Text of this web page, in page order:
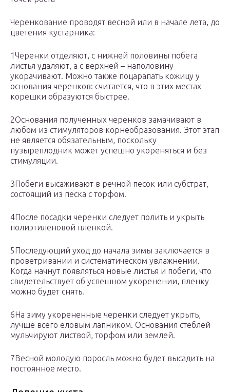
Черенкование проводят весной или в начале лета, до
цветения кустарника:
1Черенки отделяют, с нижней половины побега
листья удаляют, а с верхней – наполовину
укорачивают. Можно также поцарапать кожицу у
основания черенков: считается, что в этих местах
корешки образуются быстрее.
2Основания полученных черенков замачивают в
любом из стимуляторов корнеобразования. Этот этап
не является обязательным, поскольку
пузыреплодник может успешно укореняться и без
стимуляции.
3Побеги высаживают в речной песок или субстрат,
состоящий из песка с торфом.
4После посадки черенки следует полить и укрыть
полиэтиленовой пленкой.
5Последующий уход до начала зимы заключается в
проветривании и систематическом увлажнении.
Когда начнут появляться новые листья и побеги, что
свидетельствует об успешном укоренении, пленку
можно будет снять.
6На зиму укорененные черенки следует укрыть,
лучше всего еловым лапником. Основания стеблей
мульчируют листвой, торфом или землей.
7Весной молодую поросль можно будет высадить на
постоянное место.